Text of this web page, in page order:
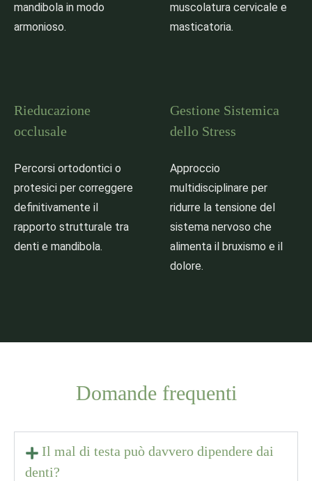
mandibola in modo
armonioso.
muscolatura cervicale e
masticatoria.
Rieducazione
occlusale
Percorsi ortodontici o
protesici per correggere
definitivamente il
rapporto strutturale tra
denti e mandibola.
Gestione Sistemica
dello Stress
Approccio
multidisciplinare per
ridurre la tensione del
sistema nervoso che
alimenta il bruxismo e il
dolore.
Domande frequenti
Il mal di testa può davvero dipendere dai
denti?